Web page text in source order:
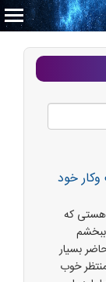
خود
هستی که
بسیار
خوب